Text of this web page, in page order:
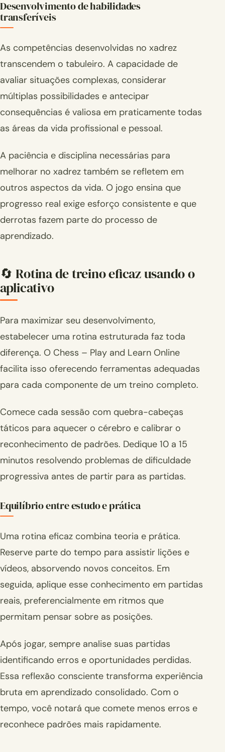
Desenvolvimento de habilidades
transferíveis
As competências desenvolvidas no xadrez
transcendem o tabuleiro. A capacidade de
avaliar situações complexas, considerar
múltiplas possibilidades e antecipar
consequências é valiosa em praticamente todas
as áreas da vida profissional e pessoal.
A paciência e disciplina necessárias para
melhorar no xadrez também se refletem em
outros aspectos da vida. O jogo ensina que
progresso real exige esforço consistente e que
derrotas fazem parte do processo de
aprendizado.
🔄 Rotina de treino eficaz usando o
aplicativo
Para maximizar seu desenvolvimento,
estabelecer uma rotina estruturada faz toda
diferença. O Chess – Play and Learn Online
facilita isso oferecendo ferramentas adequadas
para cada componente de um treino completo.
Comece cada sessão com quebra-cabeças
táticos para aquecer o cérebro e calibrar o
reconhecimento de padrões. Dedique 10 a 15
minutos resolvendo problemas de dificuldade
progressiva antes de partir para as partidas.
Equilíbrio entre estudo e prática
Uma rotina eficaz combina teoria e prática.
Reserve parte do tempo para assistir lições e
vídeos, absorvendo novos conceitos. Em
seguida, aplique esse conhecimento em partidas
reais, preferencialmente em ritmos que
permitam pensar sobre as posições.
Após jogar, sempre analise suas partidas
identificando erros e oportunidades perdidas.
Essa reflexão consciente transforma experiência
bruta em aprendizado consolidado. Com o
tempo, você notará que comete menos erros e
reconhece padrões mais rapidamente.